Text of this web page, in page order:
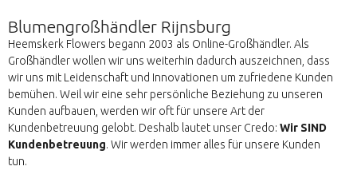
Blumengroßhändler Rijnsburg
Heemskerk Flowers begann 2003 als Online-Großhändler. Als
Großhändler wollen wir uns weiterhin dadurch auszeichnen, dass
wir uns mit Leidenschaft und Innovationen um zufriedene Kunden
bemühen. Weil wir eine sehr persönliche Beziehung zu unseren
Kunden aufbauen, werden wir oft für unsere Art der
Kundenbetreuung gelobt. Deshalb lautet unser Credo: Wir SIND
Kundenbetreuung. Wir werden immer alles für unsere Kunden
tun.